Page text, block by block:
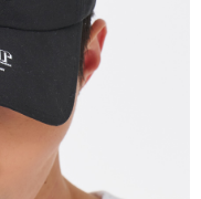
下簡稱本公司）所提供，讓
並由商店將買賣／分期付款
單繳交帳款。
係目的，商店將以您的個人
大進項蒐集、處理及利用，
、核對及更正。
oppay.tw/userRule
交易完成。
若您需要取消訂單，請聯絡
為有效，需透過AFTEE先享
頁面顯示為準，若有關於
，請聯繫「AFTEE先享後付
support/home
先享後付」服務完成之交